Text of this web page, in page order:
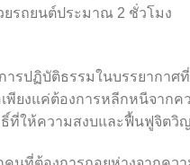
ยรถยนต์ประมาณ 2 ชั่วโมง
รปฏิบัติธรรมในบรรยากาศที่
ยงแค่ต้องการหลีกหนีจากค
ธิ์ที่ให้ความสงบและฟื้นฟูจิต